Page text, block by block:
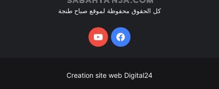
كل الحقوق محفوظة لموقع صباح طنجة
فيسبوكيوتيوب
Creation site web Digital24